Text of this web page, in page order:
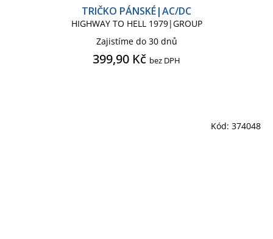
TRIČKO PÁNSKÉ|AC/DC
HIGHWAY TO HELL 1979|GROUP
Zajistíme do 30 dnů
399,90 Kč bez DPH
Kód: 374048